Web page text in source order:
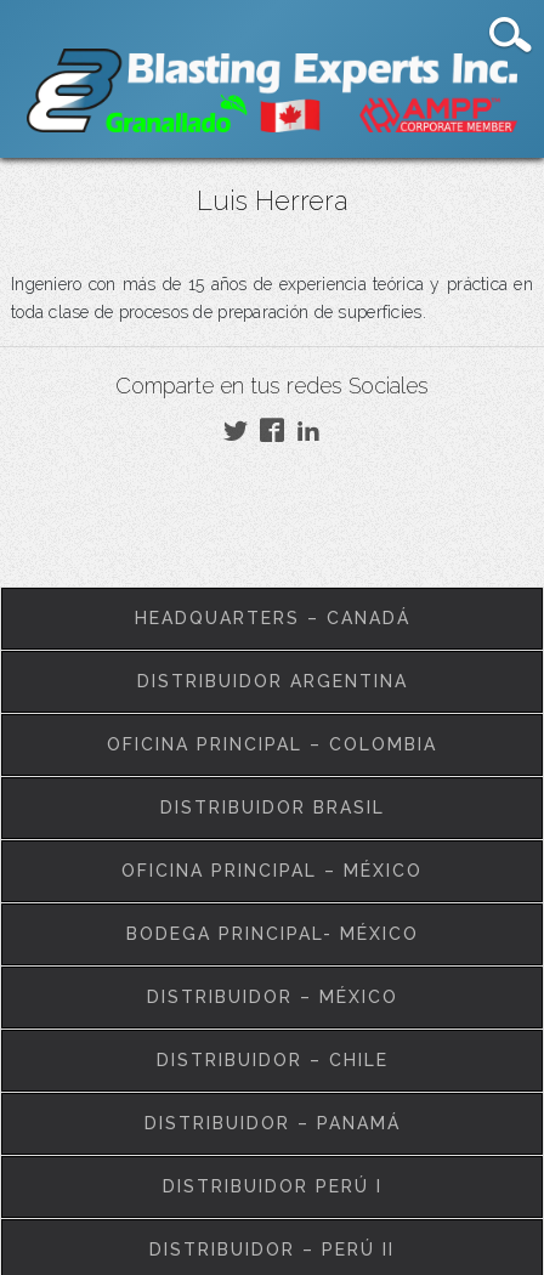
Luis Herrera
Ingeniero con más de 15 años de experiencia teórica y práctica en
toda clase de procesos de preparación de superficies.
Comparte en tus redes Sociales
HEADQUARTERS – CANADÁ
DISTRIBUIDOR ARGENTINA
OFICINA PRINCIPAL – COLOMBIA
DISTRIBUIDOR BRASIL
OFICINA PRINCIPAL – MÉXICO
BODEGA PRINCIPAL- MÉXICO
DISTRIBUIDOR – MÉXICO
DISTRIBUIDOR – CHILE
DISTRIBUIDOR – PANAMÁ
DISTRIBUIDOR PERÚ I
DISTRIBUIDOR – PERÚ II